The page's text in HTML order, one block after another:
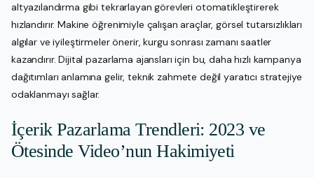
altyazılandırma gibi tekrarlayan görevleri otomatikleştirerek
hızlandırır. Makine öğrenimiyle çalışan araçlar, görsel tutarsızlıkları
algılar ve iyileştirmeler önerir, kurgu sonrası zamanı saatler
kazandırır. Dijital pazarlama ajansları için bu, daha hızlı kampanya
dağıtımları anlamına gelir, teknik zahmete değil yaratıcı stratejiye
odaklanmayı sağlar.
İçerik Pazarlama Trendleri: 2023 ve
Ötesinde Video’nun Hakimiyeti